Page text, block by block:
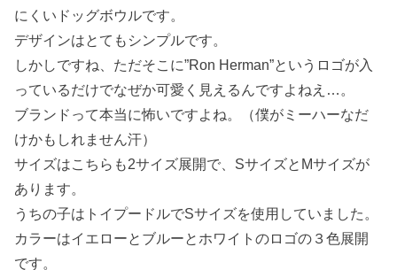
にくいドッグボウルです。
デザインはとてもシンプルです。
しかしですね、ただそこに”Ron Herman”というロゴが入
っているだけでなぜか可愛く見えるんですよねえ…。
ブランドって本当に怖いですよね。（僕がミーハーなだ
けかもしれません汗）
サイズはこちらも2サイズ展開で、SサイズとMサイズが
あります。
うちの子はトイプードルでSサイズを使用していました。
カラーはイエローとブルーとホワイトのロゴの３色展開
です。